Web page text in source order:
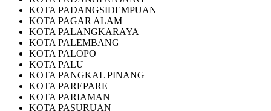
KOTA PADANGSIDEMPUAN
KOTA PAGAR ALAM
KOTA PALANGKARAYA
KOTA PALEMBANG
KOTA PALOPO
KOTA PALU
KOTA PANGKAL PINANG
KOTA PAREPARE
KOTA PARIAMAN
KOTA PASURUAN